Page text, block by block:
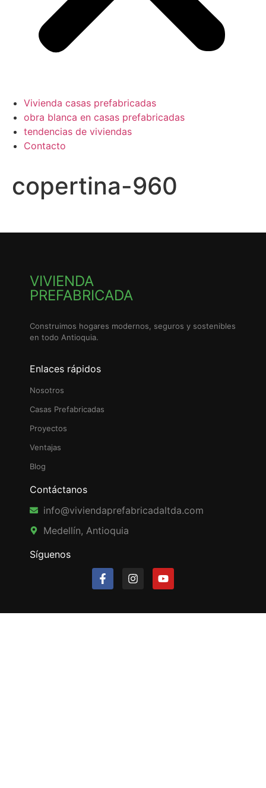
Vivienda casas prefabricadas
obra blanca en casas prefabricadas
tendencias de viviendas
Contacto
copertina-960
VIVIENDA
PREFABRICADA
Construimos hogares modernos, seguros y sostenibles
en todo Antioquia.
Enlaces rápidos
Nosotros
Casas Prefabricadas
Proyectos
Ventajas
Blog
Contáctanos
info@viviendaprefabricadaltda.com
Medellín, Antioquia
Síguenos